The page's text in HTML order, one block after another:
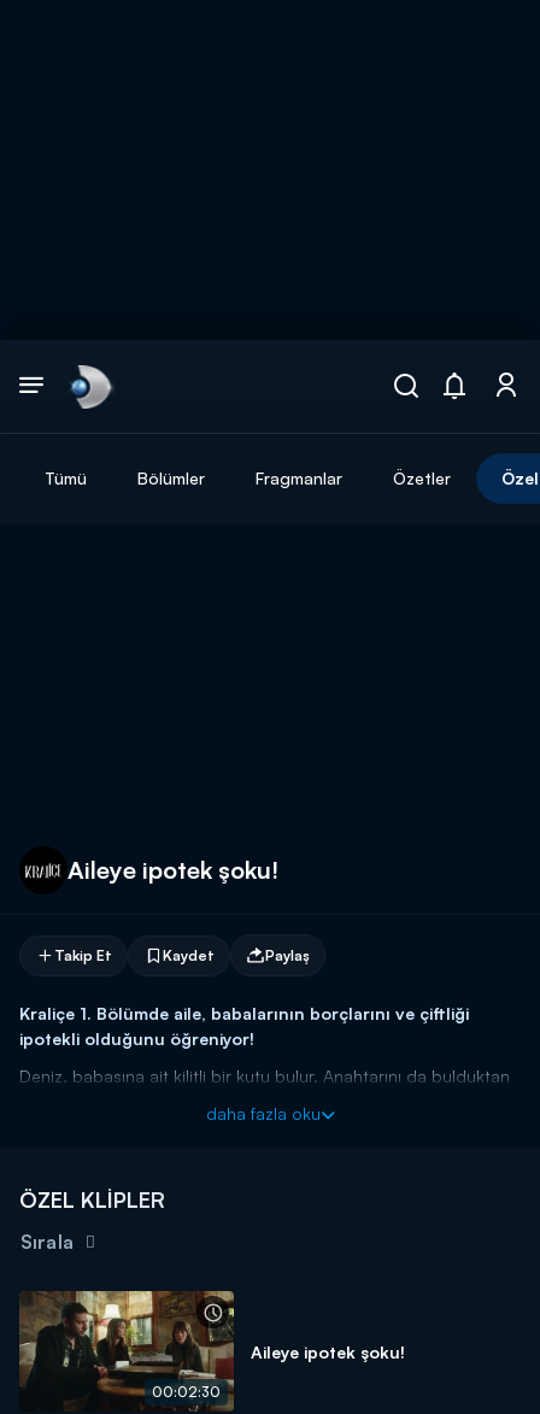
Tümü Bölümler Fragmanlar Özetler
Aileye ipotek şoku!
Takip Et Kaydet Paylaş
Kraliçe 1. Bölümde aile, babalarının borçlarını ve çiftliği
ipotekli olduğunu öğreniyor!
Deniz, babasına ait kilitli bir kutu bulur. Anahtarını da bulduktan
kağıtları ve çiftliğin ipotek edlidiğini gösteren belge çıkar. Hepsi
Kraliçe, her çarşamba saat 20.00'da Kanal D'de!
daha fazla oku
ÖZEL KLİPLER
Sırala
00:02:30
Aileye ipotek şoku!